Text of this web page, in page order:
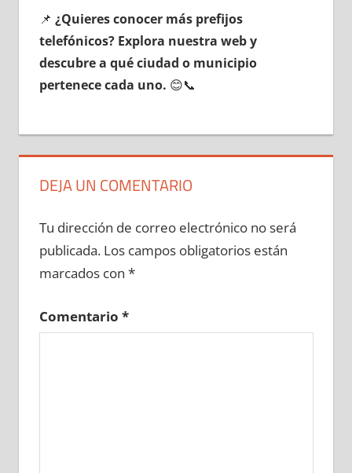
📌 ¿Quieres conocer mа́s prefijos
telefónicos? Explora nuestra web у
descubre а qué ciudad ο municipio
pertenece cada uno. 😊📞
DEJA UN COMENTARIO
Tu dirección de correo electrónico no será
publicada. Los campos obligatorios están
marcados con *
Comentario *